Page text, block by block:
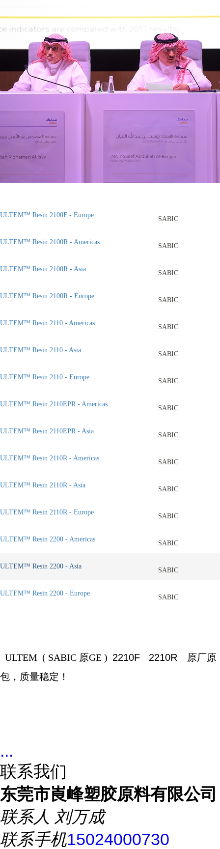
ULTEM™ Resin 2100F - Europe
SABIC
ULTEM™ Resin 2100R - Americas
SABIC
ULTEM™ Resin 2100R - Asia
SABIC
ULTEM™ Resin 2100R - Europe
SABIC
ULTEM™ Resin 2110 - Americas
SABIC
ULTEM™ Resin 2110 - Asia
SABIC
ULTEM™ Resin 2110 - Europe
SABIC
ULTEM™ Resin 2110EPR - Americas
SABIC
ULTEM™ Resin 2110EPR - Asia
SABIC
ULTEM™ Resin 2110R - Americas
SABIC
ULTEM™ Resin 2110R - Asia
SABIC
ULTEM™ Resin 2110R - Europe
SABIC
ULTEM™ Resin 2200 - Americas
SABIC
ULTEM™ Resin 2200 - Asia
SABIC
ULTEM™ Resin 2200 - Europe
SABIC
ULTEM ( SABIC 原GE ) 2210F 2210R
原厂原
包，质量稳定！
...
联系我们
东莞市崀峰塑胶原料有限公司
联系人 刘万成
联系手机15024000730